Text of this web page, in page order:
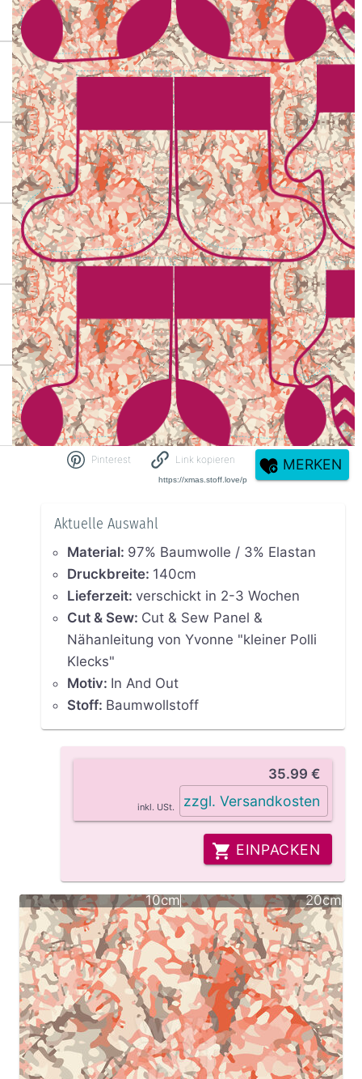
Pinterest Link kopieren MERKEN
Aktuelle Auswahl
Material: 97% Baumwolle / 3% Elastan
Druckbreite: 140cm
Lieferzeit: verschickt in 2-3 Wochen
Cut & Sew: Cut & Sew Panel &
Nähanleitung von Yvonne "kleiner Polli
Klecks"
Motiv: In And Out
Stoff: Baumwollstoff
35.99 €
inkl. USt. zzgl. Versandkosten
EINPACKEN
10cm 20cm